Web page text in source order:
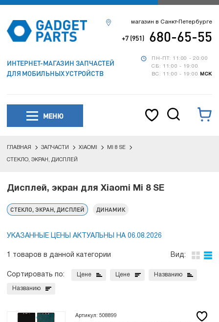
ИНТЕРНЕТ-МАГАЗИН ЗАПЧАСТЕЙ
ДЛЯ МОБИЛЬНЫХ УСТРОЙСТВ
ПН-ПТ: 11:00 - 20:00
СБ: 11:00 - 19:00
ВС: 11:00 - 19:00
МСК
магазин в Санкт-Петербурге
+7 (951) 680-65-55
МЕНЮ
ГЛАВНАЯ ЗАПЧАСТИ XIAOMI MI 8 SE
СТЕКЛО, ЭКРАН, ДИСПЛЕЙ
Дисплей, экран для Xiaomi Mi 8 SE
СТЕКЛО, ЭКРАН, ДИСПЛЕЙ ДИНАМИК
УКАЗАННЫЕ ЦЕНЫ АКТУАЛЬНЫ НА 06.08.2026
1 товаров в данной категории Вид:
Сортировать по: Цене Цене Названию
Названию
Артикул: 508899